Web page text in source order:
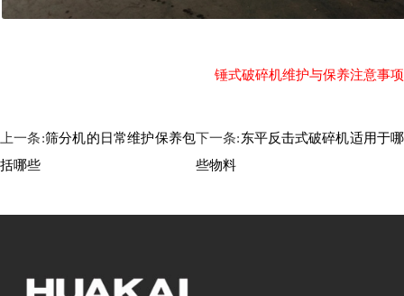
锤式破碎机维护与保养注意事项
上一条:筛分机的日常维护保养包
括哪些
下一条:东平反击式破碎机适用于哪
些物料